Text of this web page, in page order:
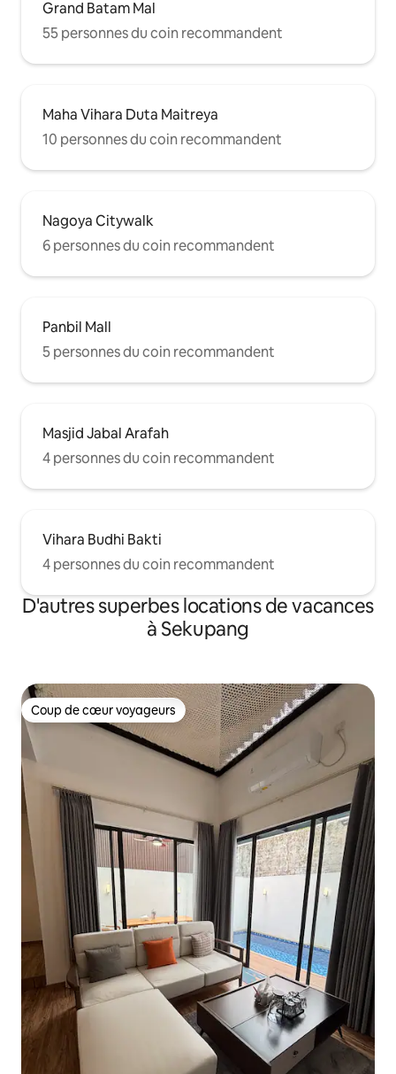
Grand Batam Mal
55 personnes du coin recommandent
Maha Vihara Duta Maitreya
10 personnes du coin recommandent
Nagoya Citywalk
6 personnes du coin recommandent
Panbil Mall
5 personnes du coin recommandent
Masjid Jabal Arafah
4 personnes du coin recommandent
Vihara Budhi Bakti
4 personnes du coin recommandent
D'autres superbes locations de vacances
à Sekupang
Coup de cœur voyageurs
Coup de cœur voyageurs